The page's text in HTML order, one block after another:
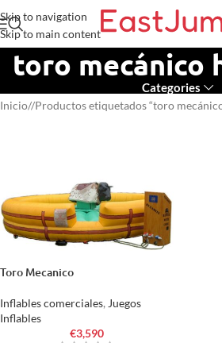
Skip to navigation
Skip to main content
toro mecánico
Categories
Inicio/ Productos etiquetados “toro
Toro Mecanico
Inflables comerciales, Juegos
Inflables
€3,590